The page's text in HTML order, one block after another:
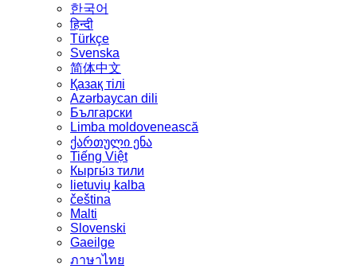
한국어
हिन्दी
Türkçe
Svenska
简体中文
Қазақ тілі
Azərbaycan dili
Български
Limba moldovenească
ქართული ენა
Tiếng Việt
Кыргы́з тили
lietuvių kalba
čeština
Malti
Slovenski
Gaeilge
ภาษาไทย